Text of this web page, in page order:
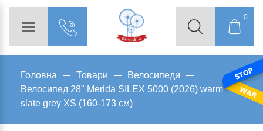
0
Головна Товари
Велосипеди
Велосипед 28" Merida SILEX 5000 (2026) warm
slate grey XS (160-173 см)